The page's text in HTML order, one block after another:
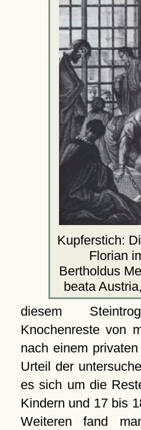
Kupferstich:
Florian
Bertholdus
beata
diesem
Knochenreste von
nach einem
Urteil der
es sich um die
Kindern und 17 bis
Weiteren fand